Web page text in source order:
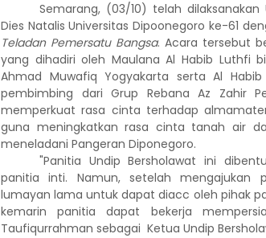
Semarang, (03/10) telah
Dies Natalis Universitas Dipoonegoro ke-61
Teladan Pemersatu Bangsa. Acara tersebut
yang dihadiri oleh Maulana Al Habib Luthfi
Ahmad Muwafiq Yogyakarta serta Al
pembimbing dari Grup Rebana Az Zahir
memperkuat rasa cinta terhadap
guna meningkatkan rasa cinta tanah air
meneladani Pangeran Diponegoro.
"Panitia Undip Bersholawat ini
panitia inti. Namun, setelah mengajukan
lumayan lama untuk dapat diacc oleh pihak
kemarin panitia dapat bekerja
Taufiqurrahman sebagai Ketua Undip